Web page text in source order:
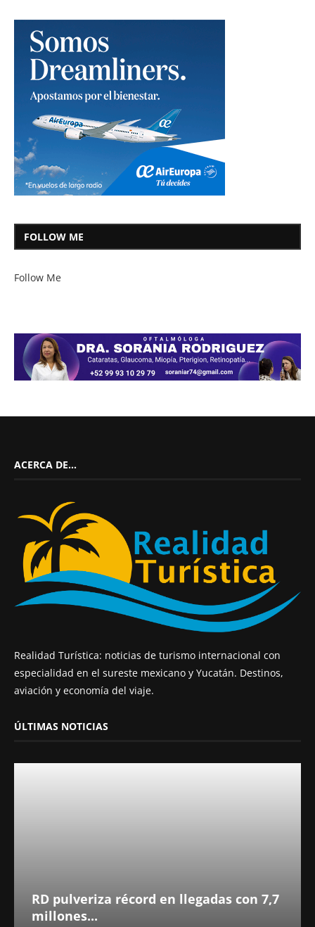
FOLLOW ME
Follow Me
ACERCA DE…
Realidad Turística: noticias de turismo internacional con
especialidad en el sureste mexicano y Yucatán. Destinos,
aviación y economía del viaje.
ÚLTIMAS NOTICIAS
RD pulveriza récord en llegadas con 7,7
millones...